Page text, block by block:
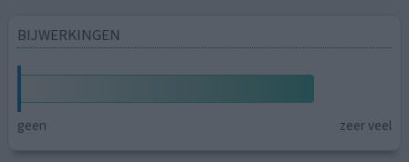
BIJWERKINGEN
geen zeer veel